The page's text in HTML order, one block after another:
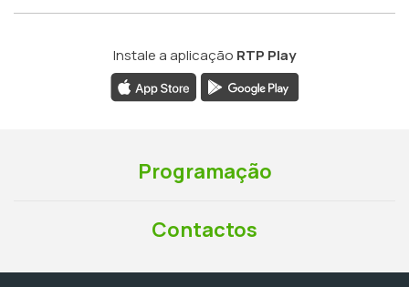
Instale a aplicação RTP Play
Programação
Contactos